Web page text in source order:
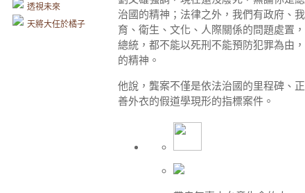
透視未來
天將大任於橘子
治國的精神；法律之外，我們有政府、
育、衛生、文化、人際關係的問題處置
總統，都不能以死刑不能預防犯罪為由
的精神。
他說，龔案不僅是依法治國的里程碑、
善外衣的假道學現形的指標案件。